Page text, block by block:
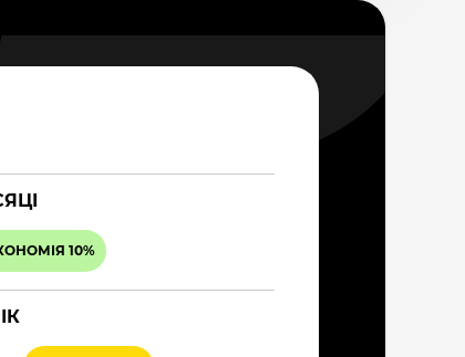
10%